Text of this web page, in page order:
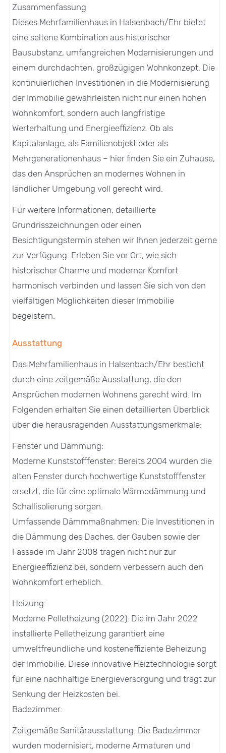
Zusammenfassung
Dieses Mehrfamilienhaus in Halsenbach/Ehr bietet
eine seltene Kombination aus historischer
Bausubstanz, umfangreichen Modernisierungen und
einem durchdachten, großzügigen Wohnkonzept. Die
kontinuierlichen Investitionen in die Modernisierung
der Immobilie gewährleisten nicht nur einen hohen
Wohnkomfort, sondern auch langfristige
Werterhaltung und Energieeffizienz. Ob als
Kapitalanlage, als Familienobjekt oder als
Mehrgenerationenhaus – hier finden Sie ein Zuhause,
das den Ansprüchen an modernes Wohnen in
ländlicher Umgebung voll gerecht wird.
Für weitere Informationen, detaillierte
Grundrisszeichnungen oder einen
Besichtigungstermin stehen wir Ihnen jederzeit gerne
zur Verfügung. Erleben Sie vor Ort, wie sich
historischer Charme und moderner Komfort
harmonisch verbinden und lassen Sie sich von den
vielfältigen Möglichkeiten dieser Immobilie
begeistern.
Ausstattung
Das Mehrfamilienhaus in Halsenbach/Ehr besticht
durch eine zeitgemäße Ausstattung, die den
Ansprüchen modernen Wohnens gerecht wird. Im
Folgenden erhalten Sie einen detaillierten Überblick
über die herausragenden Ausstattungsmerkmale:
Fenster und Dämmung:
Moderne Kunststofffenster: Bereits 2004 wurden die
alten Fenster durch hochwertige Kunststofffenster
ersetzt, die für eine optimale Wärmedämmung und
Schallisolierung sorgen.
Umfassende Dämmmaßnahmen: Die Investitionen in
die Dämmung des Daches, der Gauben sowie der
Fassade im Jahr 2008 tragen nicht nur zur
Energieeffizienz bei, sondern verbessern auch den
Wohnkomfort erheblich.
Heizung:
Moderne Pelletheizung (2022): Die im Jahr 2022
installierte Pelletheizung garantiert eine
umweltfreundliche und kosteneffiziente Beheizung
der Immobilie. Diese innovative Heiztechnologie sorgt
für eine nachhaltige Energieversorgung und trägt zur
Senkung der Heizkosten bei.
Badezimmer:
Zeitgemäße Sanitärausstattung: Die Badezimmer
wurden modernisiert, moderne Armaturen und